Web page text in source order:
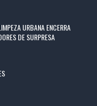
URBANA ENCERRA
DE SURPRESA